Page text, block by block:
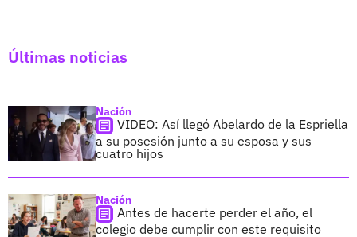
Últimas noticias
Nación
VIDEO: Así llegó Abelardo de la Espriella
a su posesión junto a su esposa y sus
cuatro hijos
Nación
Antes de hacerte perder el año, el
colegio debe cumplir con este requisito